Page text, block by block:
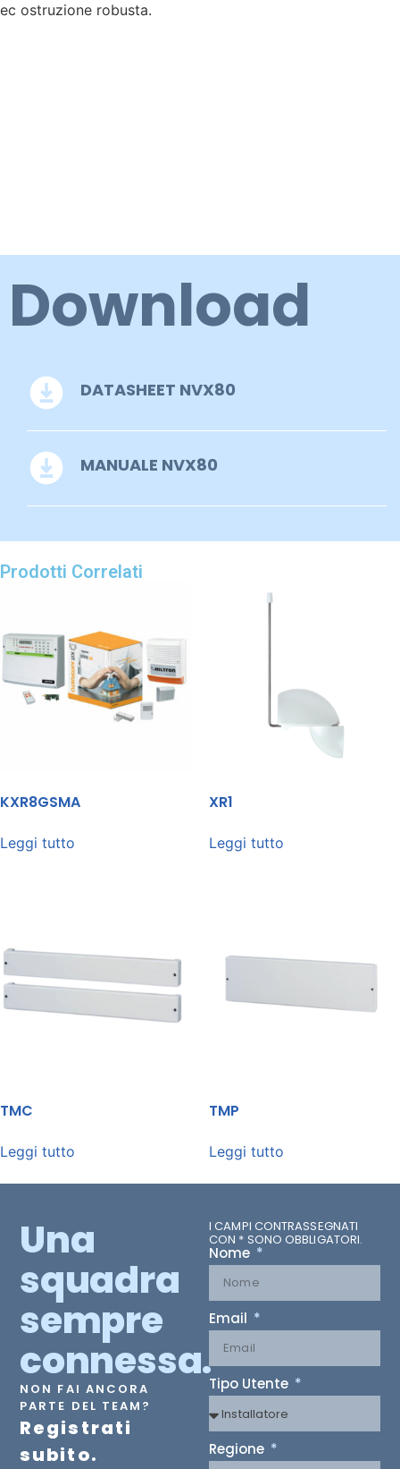
ec ostruzione robusta.
Download
DATASHEET NVX80
MANUALE NVX80
Prodotti Correlati
KXR8GSMA
Leggi tutto
XR1
Leggi tutto
TMC
Leggi tutto
TMP
Leggi tutto
Una
squadra
sempre
connessa.
NON FAI ANCORA
PARTE DEL TEAM?
Registrati
subito.
I CAMPI CONTRASSEGNATI
CON * SONO OBBLIGATORI.
Nome
Email
Tipo Utente
Regione